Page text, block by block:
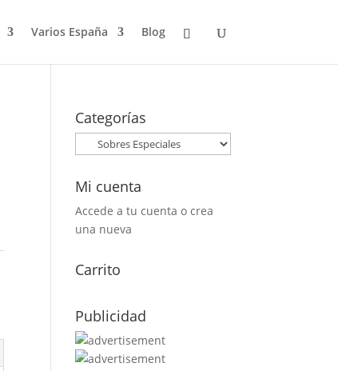
Varios España Blog
Categorías
Mi cuenta
Accede a tu cuenta o crea
una nueva
Carrito
Publicidad